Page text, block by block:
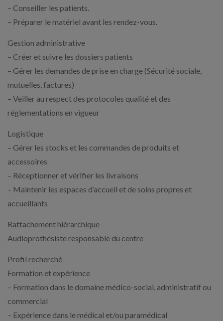
– Conseiller les patients.
– Préparer le matériel avant les rendez-vous.
Gestion administrative
– Créer et suivre les dossiers patients
– Gérer les demandes de prise en charge (Sécurité sociale,
mutuelles, factures)
– Veiller au respect des protocoles qualité et des
réglementations en vigueur
Logistique
– Gérer les stocks et les commandes de produits et
accessoires
– Réceptionner et vérifier les livraisons
– Maintenir les espaces d’accueil et de soins propres et
accueillants
Rattachement hiérarchique
Audioprothésiste responsable du centre
Profil recherché
Formation et expérience
– Formation dans le domaine médico-social, administratif ou
commercial
– Expérience dans le médical et/ou paramédical